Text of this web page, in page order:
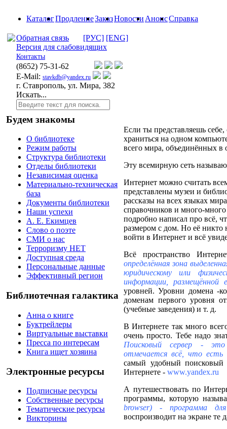
КаталогПродлениеЗаказНовости АнонсСправка
Обратная связь [РУС] [ENG]
Версия для слабовидящих
Контакты
(8652) 75-31-62
E-Mail: stavkdb@yandex.ru
г. Ставрополь, ул. Мира, 382
Искать...
Будем знакомы
О библиотеке
Режим работы
Структура библиотеки
Отделы библиотеки
Независимая оценка
Материально-техническая
база
Документы библиотеки
Наши успехи
А. Е. Екимцев
Слово о поэте
СМИ о нас
Терроризму НЕТ
Доступная среда
Персональные данные
Эффективный регион
Библиотечная галактика
Анна о книге
Буктрейлеры
Виртуальные выставки
Пресса по интересам
Книга ищет хозяина
Электронные ресурсы
Подписные ресурсы
Собственные ресурсы
Тематические ресурсы
Викторины
Если ты представляешь
храниться на одном
всего мира, объединённых в
Эту всемирную сеть
Интернет можно считать
представлены музеи и
рассказы на всех языках
справочников и много-
подробно написал про всё,
размером с дом. Но её никто
войти в Интернет и всё
Всё пространство
определённая зона
юридическому или
информации, размещённой
уровней. Уровни домена -
доменам первого уровня
(учебные заведения) и т. д.
В Интернете так много
очень просто. Тебе надо
Поисковый сервер -
отмечается всё, что есть
самый удобный поисковый
Интернете - www.yandex.ru
А путешествовать по
программы, которую
browser) - программа
воспроизводит на экране